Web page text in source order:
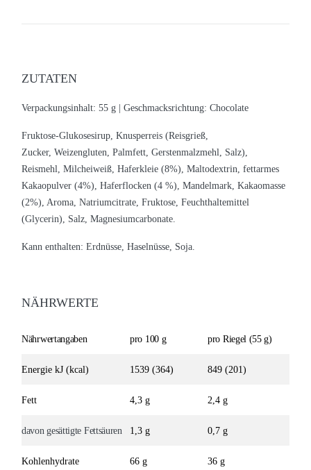
ZUTATEN
Verpackungsinhalt: 55 g | Geschmacksrichtung: Chocolate
Fruktose-Glukosesirup, Knusperreis (Reisgrieß,
Zucker, Weizengluten, Palmfett, Gerstenmalzmehl, Salz),
Reismehl, Milcheiweiß, Haferkleie (8%), Maltodextrin, fettarmes
Kakaopulver (4%), Haferflocken (4 %), Mandelmark, Kakaomasse
(2%), Aroma, Natriumcitrate, Fruktose, Feuchthaltemittel
(Glycerin), Salz, Magnesiumcarbonate.
Kann enthalten: Erdnüsse Haselnüsse Soja
NÄHRWERTE
Nährwertangaben pro 100 g pro Riegel (55 g)
Energie kJ (kcal) 1539 (364) 849 (201)
Fett 4,3 g 2,4 g
davon gesättigte Fettsäuren 1,3 g 0,7 g
Kohlenhydrate 66 g 36 g